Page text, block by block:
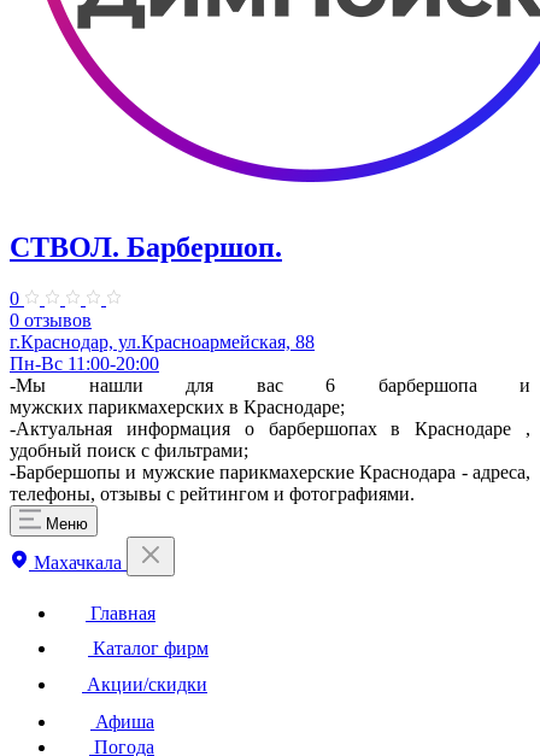
СТВОЛ. Барбершоп.
0
0 отзывов
г.Краснодар, ул.​Красноармейская, 88
Пн-Вс 11:00-20:00
-Мы нашли для вас 6 барбершопа и
мужских парикмахерских в Краснодаре;
-Актуальная информация о барбершопах в Краснодаре ,
удобный поиск с фильтрами;
-Барбершопы и мужские парикмахерские Краснодара - адреса,
телефоны, отзывы с рейтингом и фотографиями.
Меню
Махачкала
Главная
Каталог фирм
Акции/скидки
Афиша
Погода